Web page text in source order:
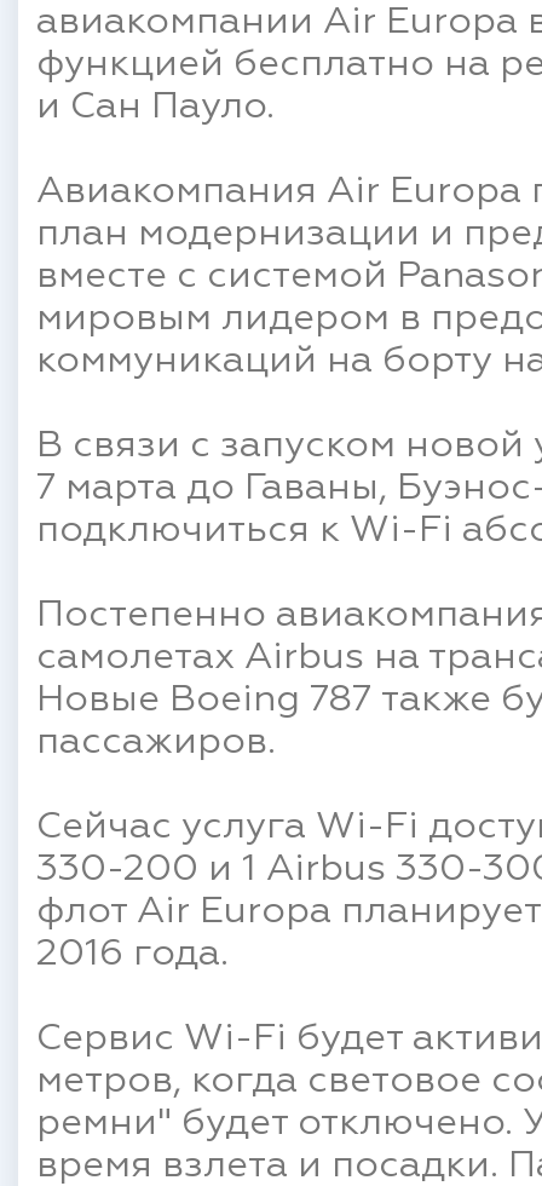
авиакомпании Air Europa
функцией бесплатно на
и Сан Пауло.
Авиакомпания Air Europa
план модернизации и
вместе с системой
мировым лидером в
коммуникаций на борту
В связи с запуском
7 марта до Гаваны,
подключиться к Wi-Fi
Постепенно
самолетах Airbus на
Новые Boeing 787 также
пассажиров.
Сейчас услуга Wi-Fi
330-200 и 1 Airbus 330-
флот Air Europa
2016 года.
Сервис Wi-Fi будет
метров, когда световое
ремни" будет отключено.
время взлета и посадки.